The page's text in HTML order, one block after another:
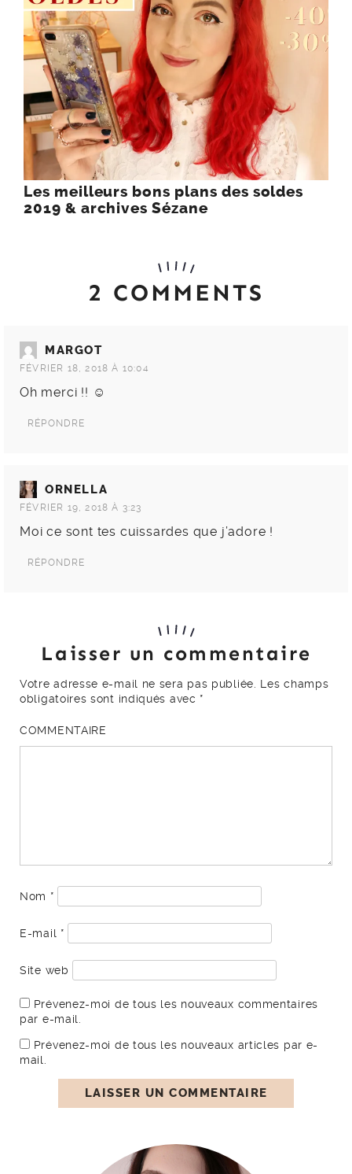
Les meilleurs bons plans des soldes
2019 & archives Sézane
2 COMMENTS
MARGOT
FÉVRIER 18, 2018 À 10:04
Oh merci !! ☺️
RÉPONDRE
ORNELLA
FÉVRIER 19, 2018 À 3:23
Moi ce sont tes cuissardes que j’adore !
RÉPONDRE
Laisser un commentaire
Votre adresse e-mail ne sera pas publiée.
Les champs
obligatoires sont indiqués avec *
COMMENTAIRE
Nom *
E-mail *
Site web
Prévenez-moi de tous les nouveaux commentaires
par e-mail.
Prévenez-moi de tous les nouveaux articles par e-
mail.